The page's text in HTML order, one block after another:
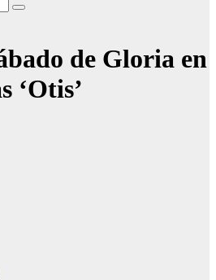
de Gloria en
‘Otis’